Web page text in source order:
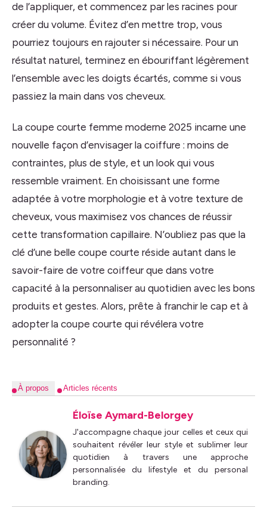
de l’appliquer, et commencez par les racines pour
créer du volume. Évitez d’en mettre trop, vous
pourriez toujours en rajouter si nécessaire. Pour un
résultat naturel, terminez en ébouriffant légèrement
l’ensemble avec les doigts écartés, comme si vous
passiez la main dans vos cheveux.
La coupe courte femme moderne 2025 incarne une
nouvelle façon d’envisager la coiffure : moins de
contraintes, plus de style, et un look qui vous
ressemble vraiment. En choisissant une forme
adaptée à votre morphologie et à votre texture de
cheveux, vous maximisez vos chances de réussir
cette transformation capillaire. N’oubliez pas que la
clé d’une belle coupe courte réside autant dans le
savoir-faire de votre coiffeur que dans votre
capacité à la personnaliser au quotidien avec les bons
produits et gestes. Alors, prête à franchir le cap et à
adopter la coupe courte qui révélera votre
personnalité ?
À propos Articles récents
Éloïse Aymard-Belorgey
J'accompagne chaque jour celles et ceux qui
souhaitent révéler leur style et sublimer leur
quotidien à travers une approche
personnalisée du lifestyle et du personal
branding.